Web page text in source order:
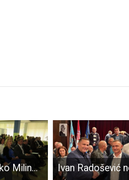
Župan Darko Milinović cijeli vikend je igrao mali nogomet i boćao. Što ste vi radili za svoje zdravlje???